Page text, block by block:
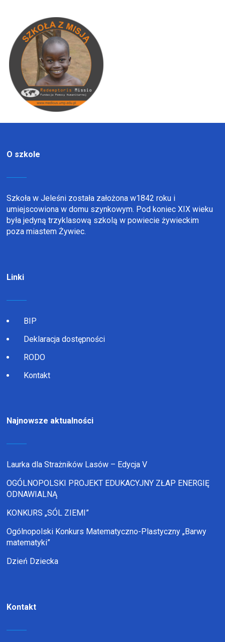
O szkole
Szkoła w Jeleśni została założona w1842 roku i
umiejscowiona w domu szynkowym. Pod koniec XIX wieku
była jedyną trzyklasową szkolą w powiecie żywieckim
poza miastem Żywiec.
Linki
BIP
Deklaracja dostępności
RODO
Kontakt
Najnowsze aktualności
Laurka dla Strażników Lasów – Edycja V
OGÓLNOPOLSKI PROJEKT EDUKACYJNY ZŁAP ENERGIĘ
ODNAWIALNĄ
KONKURS „SÓL ZIEMI”
Ogólnopolski Konkurs Matematyczno-Plastyczny „Barwy
matematyki”
Dzień Dziecka
Kontakt